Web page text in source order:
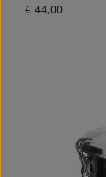
Normale prijs:
€ 44,00